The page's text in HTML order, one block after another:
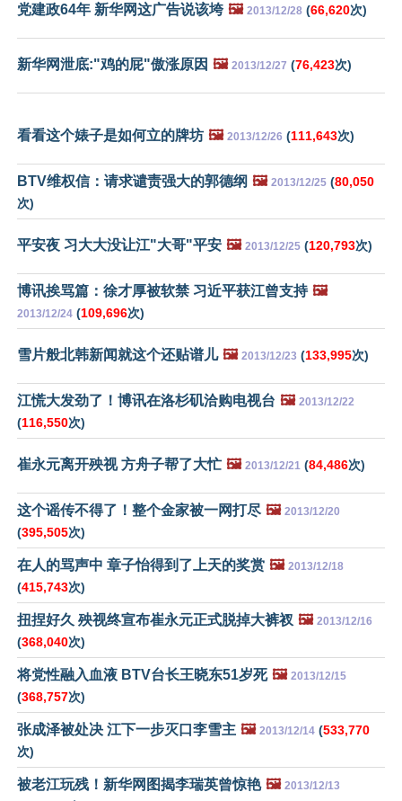
党建政64年 新华网这广告说该垮 🖼️ 2013/12/28 (66,620次)
新华网泄底:"鸡的屁"傲涨原因 🖼️ 2013/12/27 (76,423次)
看看这个婊子是如何立的牌坊 🖼️ 2013/12/26 (111,643次)
BTV维权信：请求谴责强大的郭德纲 🖼️ 2013/12/25 (80,050
次)
平安夜 习大大没让江"大哥"平安 🖼️ 2013/12/25 (120,793次)
博讯挨骂篇：徐才厚被软禁 习近平获江曾支持 🖼️
2013/12/24 (109,696次)
雪片般北韩新闻就这个还贴谱儿 🖼️ 2013/12/23 (133,995次)
江慌大发劲了！博讯在洛杉矶洽购电视台 🖼️ 2013/12/22
(116,550次)
崔永元离开殃视 方舟子帮了大忙 🖼️ 2013/12/21 (84,486次)
这个谣传不得了！整个金家被一网打尽 🖼️ 2013/12/20
(395,505次)
在人的骂声中 章子怡得到了上天的奖赏 🖼️ 2013/12/18
(415,743次)
扭捏好久 殃视终宣布崔永元正式脱掉大裤衩 🖼️ 2013/12/16
(368,040次)
将党性融入血液 BTV台长王晓东51岁死 🖼️ 2013/12/15
(368,757次)
张成泽被处决 江下一步灭口李雪主 🖼️ 2013/12/14 (533,770
次)
被老江玩残！新华网图揭李瑞英曾惊艳 🖼️ 2013/12/13